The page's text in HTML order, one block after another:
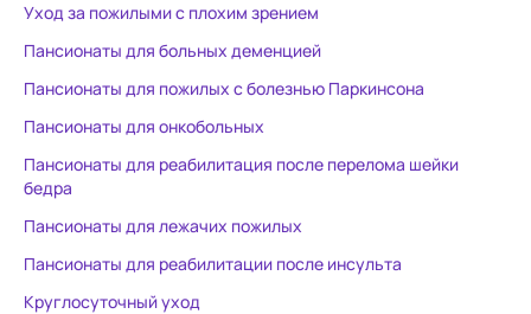
Федоровна
Уход за пожилыми с плохим зрением
Пансионаты для больных деменцией
Пансионаты для пожилых с болезнью Паркинсона
Пансионаты для онкобольных
Пансионаты для реабилитация после перелома шейки
бедра
Пансионаты для лежачих пожилых
Пансионаты для реабилитации после инсульта
Круглосуточный уход